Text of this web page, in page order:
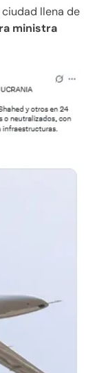
ciudad llena de
ministra